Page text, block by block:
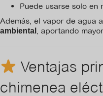
Puede usarse solo en
Además, el vapor de agua
ambiental , aportando
Ventajas
chimenea